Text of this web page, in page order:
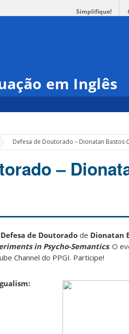
Simplifique!
em Inglês
» Defesa de Doutorado – Dionatan Bastos
–
Defesa de Doutorado de Dionatan
in Psycho-Semantics. O
Channel do PPGI. Participe!